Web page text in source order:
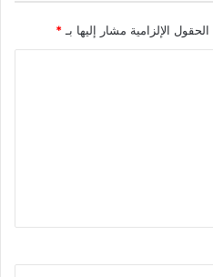
الحقول الإلزامية مشار إليها بـ *